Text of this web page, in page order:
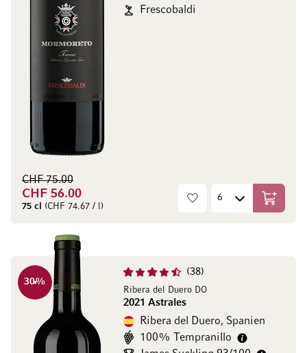
Frescobaldi
CHF 56.00
CHF 75.00
75 cl (CHF 74.67 / l) In den
38
Ribera del Duero DO
2021 Astrales
30%
Ribera del Duero, Spanien
100% Tempranillo